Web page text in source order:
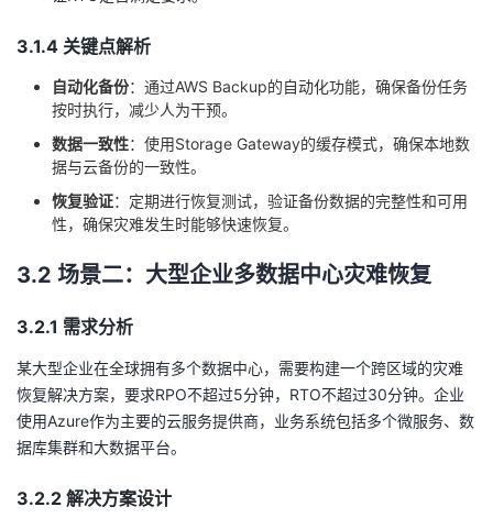
3.1.4 关键点解析
自动化备份：通过AWS Backup的自动化功能，确保备份任务
按时执行，减少人为干预。
数据一致性：使用Storage Gateway的缓存模式，确保本地数
据与云备份的一致性。
恢复验证：定期进行恢复测试，验证备份数据的完整性和可用
性，确保灾难发生时能够快速恢复。
3.2 场景二：大型企业多数据中心灾难恢复
3.2.1 需求分析
某大型企业在全球拥有多个数据中心，需要构建一个跨区域的灾难
恢复解决方案，要求RPO不超过5分钟，RTO不超过30分钟。企业
使用Azure作为主要的云服务提供商，业务系统包括多个微服务、数
据库集群和大数据平台。
3.2.2 解决方案设计